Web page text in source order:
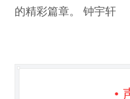
的精彩篇章。 钟宇轩
•